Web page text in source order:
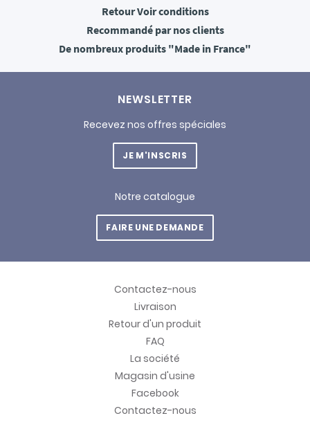
RetourVoir conditions
Recommandépar nos clients
De nombreux produits "Made in France"
NEWSLETTER
Recevez nos offres spéciales
JE M'INSCRIS
Notre catalogue
FAIRE UNE DEMANDE
Contactez-nous
Livraison
Retour d'un produit
FAQ
La société
Magasin d'usine
Facebook
Contactez-nous